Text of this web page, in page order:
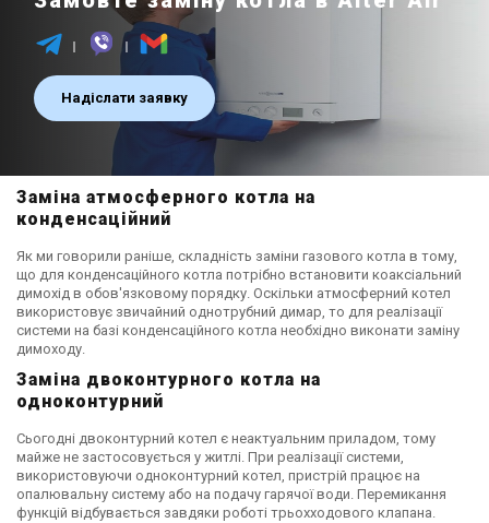
Надіслати заявку
Заміна атмосферного котла на
конденсаційний
Як ми говорили раніше, складність заміни газового котла в тому,
що для конденсаційного котла потрібно встановити коаксіальний
димохід в обов'язковому порядку. Оскільки атмосферний котел
використовує звичайний однотрубний димар, то для реалізації
системи на базі конденсаційного котла необхідно виконати заміну
димоходу.
Заміна двоконтурного котла на
одноконтурний
Сьогодні двоконтурний котел є неактуальним приладом, тому
майже не застосовується у житлі. При реалізації системи,
використовуючи одноконтурний котел, пристрій працює на
опалювальну систему або на подачу гарячої води. Перемикання
функцій відбувається завдяки роботі трьохходового клапана.